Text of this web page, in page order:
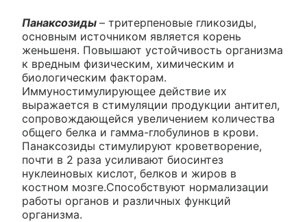
Панаксозиды – тритерпеновые гликозиды,
основным источником является корень
женьшеня. Повышают устойчивость организма
к вредным физическим, химическим и
биологическим факторам.
Иммуностимулирующее действие их
выражается в стимуляции продукции антител,
сопровождающейся увеличением количества
общего белка и гамма-глобулинов в крови.
Панаксозиды стимулируют кроветворение,
почти в 2 раза усиливают биосинтез
нуклеиновых кислот, белков и жиров в
костном мозге.Способствуют нормализации
работы органов и различных функций
организма.